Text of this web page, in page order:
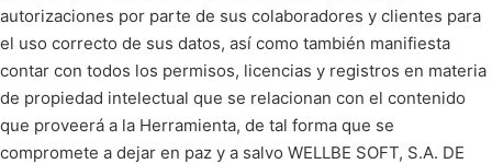
autorizaciones por parte de sus colaboradores y clientes para
el uso correcto de sus datos, así como también manifiesta
contar con todos los permisos, licencias y registros en materia
de propiedad intelectual que se relacionan con el contenido
que proveerá a la Herramienta, de tal forma que se
compromete a dejar en paz y a salvo WELLBE SOFT, S.A. DE